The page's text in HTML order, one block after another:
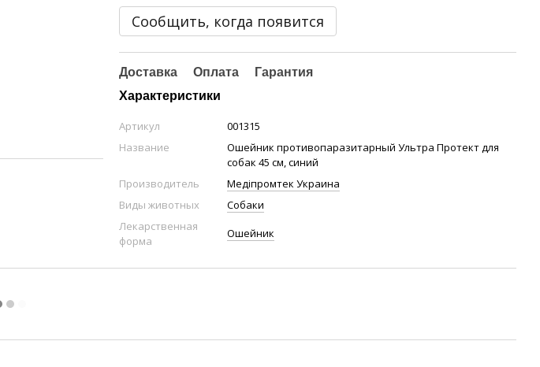
Сообщить, когда появится
Доставка Оплата
Гарантия
Характеристики
Артикул
001315
Название
Ошейник противопаразитарный Ультра Протект для
cобак 45 см, синий
Производитель
Медіпромтек Украина
Виды животных
Собаки
Лекарственная
форма
Ошейник